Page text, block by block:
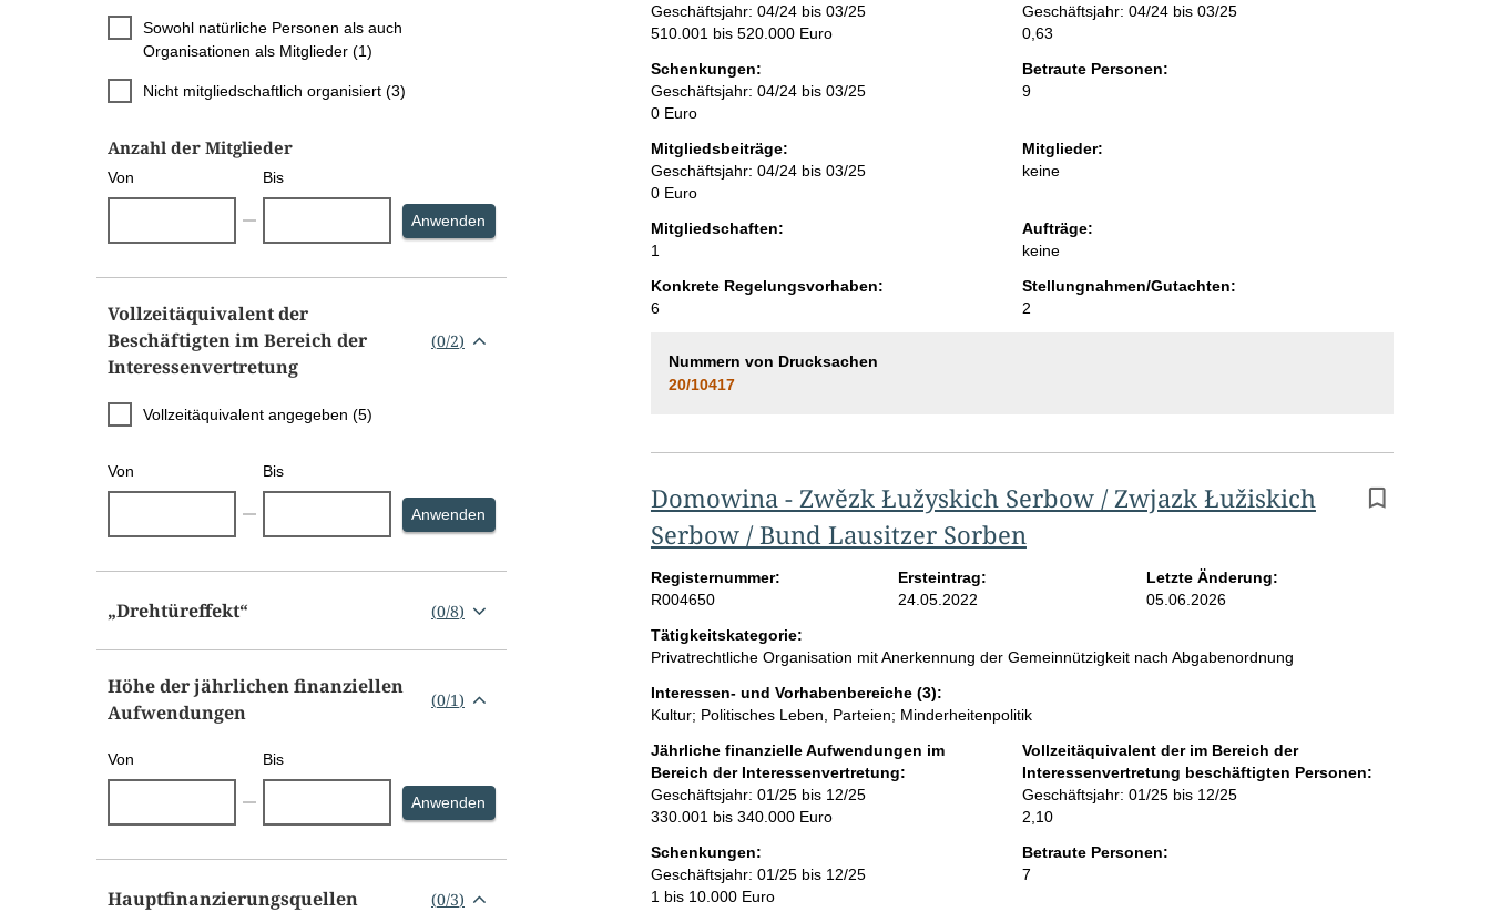
Sowohl natürliche Personen als auch
Organisationen als Mitglieder (1)
Nicht mitgliedschaftlich organisiert (3)
Anzahl der Mitglieder
Von Bis
Anwenden Selektion Anzahl der Mitglieder
Vollzeitäquivalent der
Beschäftigten im Bereich der
Interessenvertretung
(0/2)
Vollzeitäquivalent angegeben (5)
Von Bis
Anwenden Selektion Vollzeitäquivalent der Beschäftigten im Bereich der Interessenvertretung
„Drehtüreffekt“ (0/8)
Höhe der jährlichen finanziellen
Aufwendungen
(0/1)
Von Bis
Anwenden Selektion Höhe der jährlichen finanziellen Aufwendungen
Hauptfinanzierungsquellen (0/3)
Geschäftsjahr: 04/24 bis 03/25
510.001 bis 520.000 Euro
Geschäftsjahr: 04/24 bis 03/25
0,63
Schenkungen:
Geschäftsjahr: 04/24 bis 03/25
0 Euro
Betraute Personen:
9
Mitgliedsbeiträge:
Geschäftsjahr: 04/24 bis 03/25
0 Euro
Mitglieder:
keine
Mitgliedschaften:
1
Aufträge:
keine
Konkrete Regelungsvorhaben:
6
Stellungnahmen/Gutachten:
2
Nummern von Drucksachen
20/10417
Domowina - Zwězk Łužyskich Serbow / Zwjazk Łužiskich
Serbow / Bund Lausitzer Sorben
Registernummer:
R004650
Ersteintrag:
24.05.2022
Letzte Änderung:
05.06.2026
Tätigkeitskategorie:
Privatrechtliche Organisation mit Anerkennung der Gemeinnützigkeit nach Abgabenordnung
Interessen- und Vorhabenbereiche (3):
Kultur; Politisches Leben, Parteien; Minderheitenpolitik
Jährliche finanzielle Aufwendungen im
Bereich der Interessenvertretung:
Geschäftsjahr: 01/25 bis 12/25
330.001 bis 340.000 Euro
Vollzeitäquivalent der im Bereich der
Interessenvertretung beschäftigten Personen:
Geschäftsjahr: 01/25 bis 12/25
2,10
Schenkungen:
Geschäftsjahr: 01/25 bis 12/25
1 bis 10.000 Euro
Betraute Personen:
7